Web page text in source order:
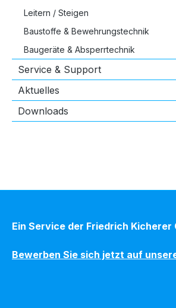
Leitern / Steigen
Baustoffe & Bewehrungstechnik
Baugeräte & Absperrtechnik
Service & Support
Aktuelles
Downloads
Ein Service der Friedrich Kicherer
Bewerben Sie sich jetzt auf